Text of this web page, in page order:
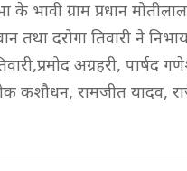
ग्राम प्रधान
दरोगा तिवारी ने
अग्रहरी, पार्षद
कशौधन, रामजीत यादव,